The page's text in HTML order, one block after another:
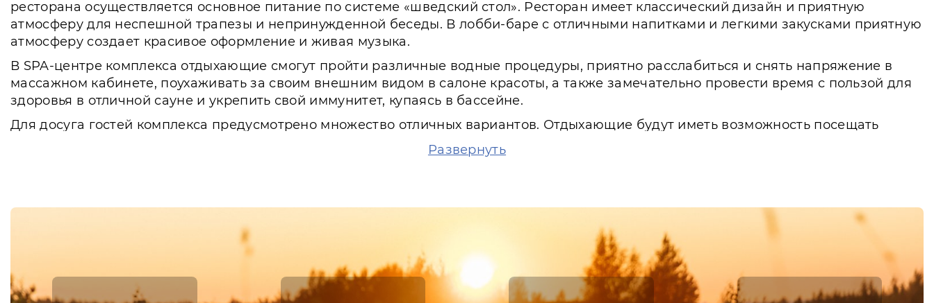
ресторана осуществляется основное питание по системе «шведский стол». Ресторан имеет классический дизайн и приятную
атмосферу для неспешной трапезы и непринужденной беседы. В лобби-баре с отличными напитками и легкими закусками приятную
атмосферу создает красивое оформление и живая музыка.
В SPA-центре комплекса отдыхающие смогут пройти различные водные процедуры, приятно расслабиться и снять напряжение в
массажном кабинете, поухаживать за своим внешним видом в салоне красоты, а также замечательно провести время с пользой для
здоровья в отличной сауне и укрепить свой иммунитет, купаясь в бассейне.
Для досуга гостей комплекса предусмотрено множество отличных вариантов. Отдыхающие будут иметь возможность посещать
конный клуб и спортивный комплекс, что особенно порадует сторонников спортивного образа жизни и активного отдыха, отлично
проводить время на пляже с семьей или с компанией, совершать водные прогулки, играть в мини-гольф и пользоваться услугами
территории комплекса. Для этого предусмотрено большое количество конференц- и банкетных залов, различных по дизайну и
вместимости, два замечательных шатра, бизнес центр, спорт-холл и лодочная станция. В зависимости от масштаба и тематики
мероприятия, его участники смогут без труда определиться с выбором зала или площадки.
Так как многие гости комплекса приезжают на отдых со своими детьми, для маленьких гостей также предусмотрен интересный досуг.
Ребята смогут играть и веселиться в детской комнате, активно проводить время на свежем воздухе на детской площадке, ну а
Развернуть